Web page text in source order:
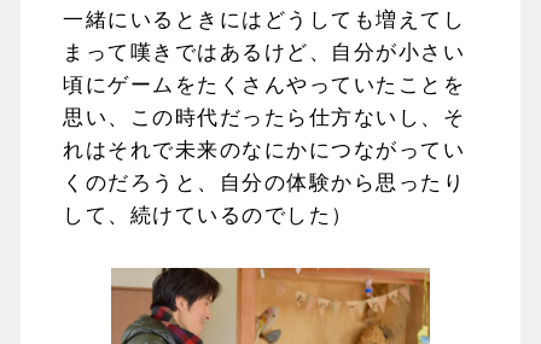
一緒にいるときにはどうしても増えてし
まって嘆きではあるけど、自分が小さい
頃にゲームをたくさんやっていたことを
思い、この時代だったら仕方ないし、そ
れはそれで未来のなにかにつながってい
くのだろうと、自分の体験から思ったり
して、続けているのでした）